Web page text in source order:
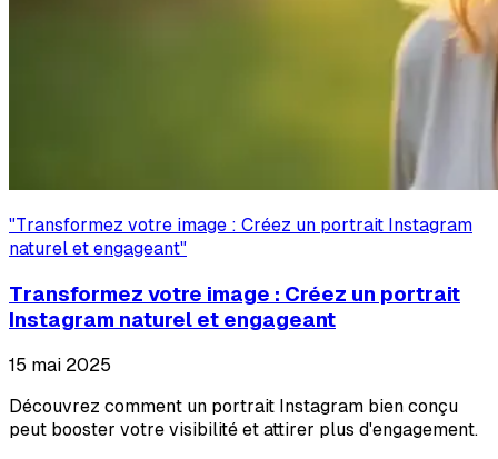
"Transformez votre image : Créez un portrait Instagram
naturel et engageant"
Transformez votre image : Créez un portrait
Instagram naturel et engageant
15 mai 2025
Découvrez comment un portrait Instagram bien conçu
peut booster votre visibilité et attirer plus d'engagement.